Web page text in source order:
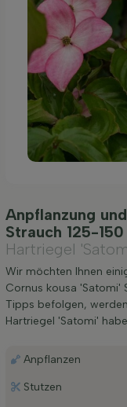
Anpflanzung
Strauch 125-
Hartriegel
Wir möchten Ihnen
Cornus kousa 'Satomi'
Tipps befolgen,
Hartriegel 'Satomi'
Anpflanzen
Stutzen